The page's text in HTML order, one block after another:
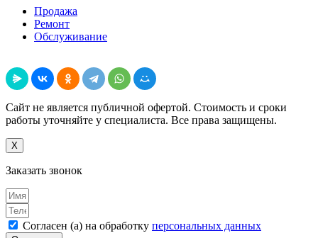
Продажа
Ремонт
Обслуживание
Сайт не является публичной офертой. Стоимость и сроки
работы уточняйте у специалиста. Все права защищены.
X
Заказать звонок
Согласен (а) на обработку персональных данных